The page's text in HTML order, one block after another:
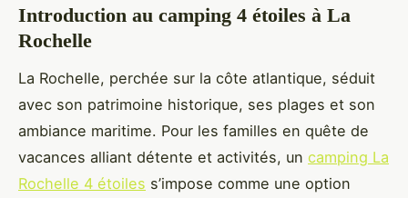
Introduction au camping 4 étoiles à La
Rochelle
La Rochelle, perchée sur la côte atlantique, séduit
avec son patrimoine historique, ses plages et son
ambiance maritime. Pour les familles en quête de
vacances alliant détente et activités, un camping La
Rochelle 4 étoiles s’impose comme une option